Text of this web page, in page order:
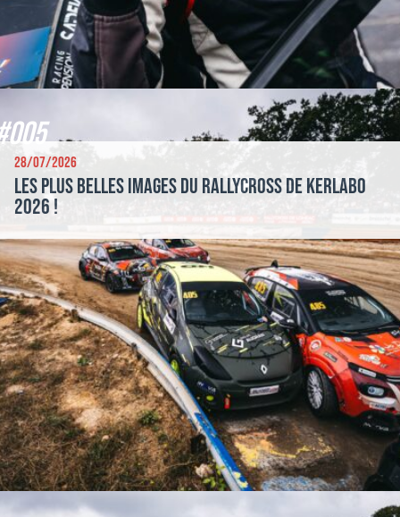
28/07/2026
Les plus belles images du Rallycross de Kerlabo
2026 !